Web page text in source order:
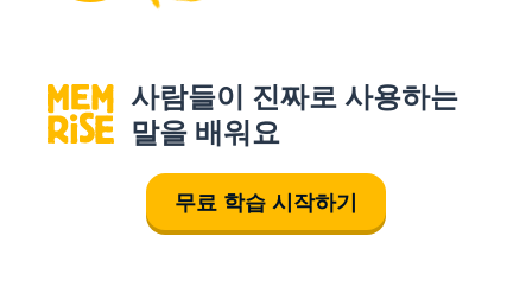
사람들이 진짜로 사용하는
말을 배워요
무료 학습 시작하기